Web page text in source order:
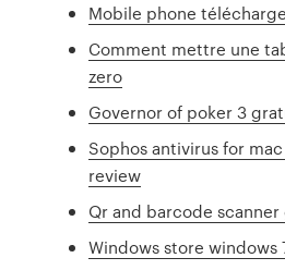
Mobile phone
Comment mettre une
zero
Governor of poker 3
Sophos antivirus for
review
Qr and barcode
Windows store windows